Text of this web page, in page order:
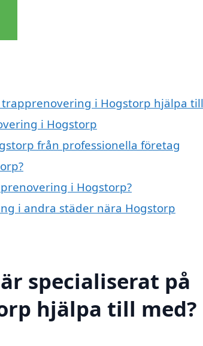
i Hogstorp hjälpa
i Hogstorp
från professionella företag
i Hogstorp?
i andra städer nära Hogstorp
specialiserat på
hjälpa till med?